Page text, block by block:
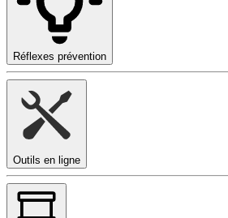
Réflexes prévention
Outils en ligne